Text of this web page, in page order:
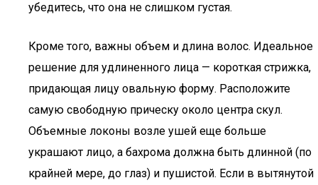
убедитесь, что она не слишком густая.
Кроме того, важны объем и длина волос. Идеальное
решение для удлиненного лица — короткая стрижка,
придающая лицу овальную форму. Расположите
самую свободную прическу около центра скул.
Объемные локоны возле ушей еще больше
украшают лицо, а бахрома должна быть длинной (по
крайней мере, до глаз) и пушистой. Если в вытянутой